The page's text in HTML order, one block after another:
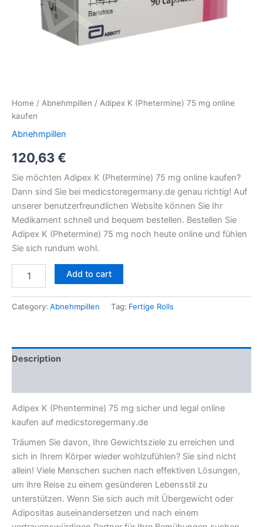
Home / Abnehmpillen / Adipex K (Phetermine) 75 mg online
kaufen
Abnehmpillen
120,63€
Sie möchten Adipex K (Phetermine) 75 mg online kaufen?
Dann sind Sie bei medicstoregermany.de genau richtig! Auf
unserer benutzerfreundlichen Website können Sie Ihr
Medikament schnell und bequem bestellen. Bestellen Sie
Adipex K (Phetermine) 75 mg noch heute online und fühlen
Sie sich rundum wohl.
Add to cart
Category: Abnehmpillen Tag: Fertige Rolls
Description
Adipex K (Phentermine) 75 mg sicher und legal online
kaufen auf medicstoregermany.de
Träumen Sie davon, Ihre Gewichtsziele zu erreichen und
sich in Ihrem Körper wieder wohlzufühlen? Sie sind nicht
allein! Viele Menschen suchen nach effektiven Lösungen,
um ihre Reise zu einem gesünderen Lebensstil zu
unterstützen. Wenn Sie sich auch mit Übergewicht oder
Adipositas auseinandersetzen und nach einem